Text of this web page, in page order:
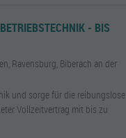
- BIS
Ravensburg, Biberach an der
und sorge für die reibungslose
Vollzeitvertrag mit bis zu